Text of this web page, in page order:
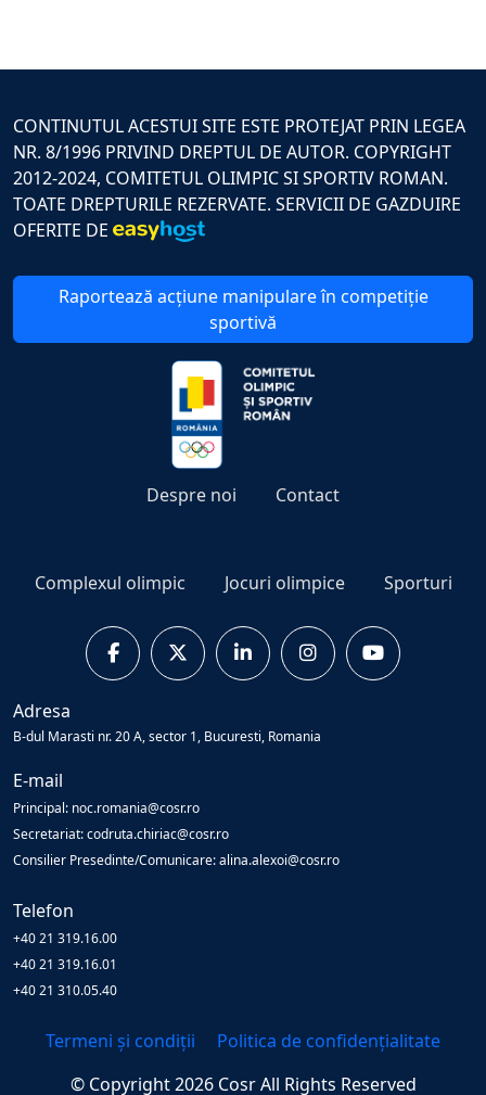
CONTINUTUL ACESTUI SITE ESTE PROTEJAT PRIN LEGEA
NR. 8/1996 PRIVIND DREPTUL DE AUTOR. COPYRIGHT
2012-2024, COMITETUL OLIMPIC SI SPORTIV ROMAN.
TOATE DREPTURILE REZERVATE. SERVICII DE GAZDUIRE
OFERITE DE
Raportează acțiune manipulare în competiție
sportivă
Despre noi Contact
Complexul olimpic Jocuri olimpice Sporturi
Adresa
B-dul Marasti nr. 20 A, sector 1, Bucuresti, Romania
E-mail
Principal: noc.romania@cosr.ro
Secretariat: codruta.chiriac@cosr.ro
Consilier Presedinte/Comunicare: alina.alexoi@cosr.ro
Telefon
+40 21 319.16.00
+40 21 319.16.01
+40 21 310.05.40
Termeni și condiții
Politica de confidențialitate
© Copyright2026 CosrAll Rights Reserved